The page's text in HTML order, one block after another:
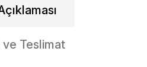
ve Teslimat